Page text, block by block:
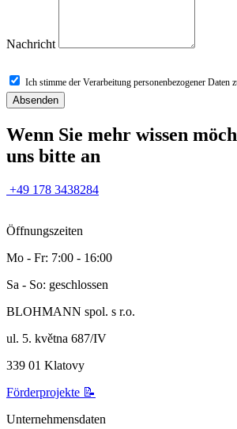
Nachricht
Ich stimme der Verarbeitung personenbezogener Daten
Absenden
Wenn Sie mehr wissen
uns bitte an
+49 178 3438284
Öffnungszeiten
Mo - Fr: 7:00 - 16:00
Sa - So: geschlossen
BLOHMANN spol. s r.o.
ul. 5. května 687/IV
339 01 Klatovy
Förderprojekte 📝
Unternehmensdaten